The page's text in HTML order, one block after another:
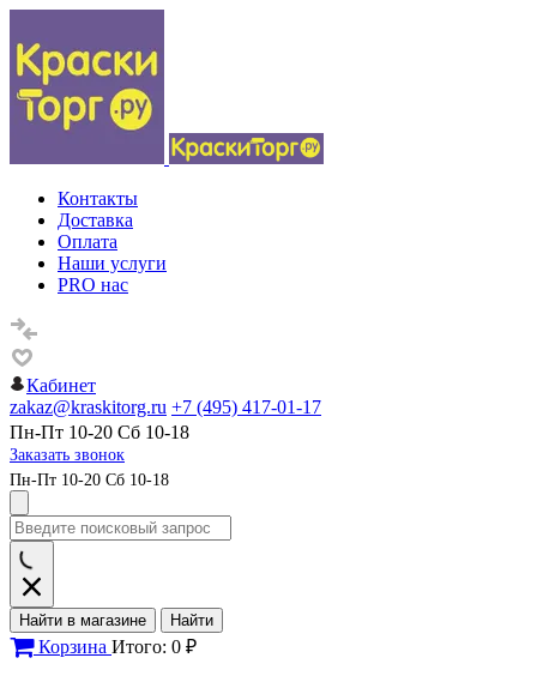
Контакты
Доставка
Оплата
Наши услуги
PRO нас
Кабинет
zakaz@kraskitorg.ru +7 (495) 417-01-17
Пн-Пт 10-20 Сб 10-18
Заказать звонок
Пн-Пт 10-20 Сб 10-18
Найти в магазине Найти
Корзина Итого: 0 ₽